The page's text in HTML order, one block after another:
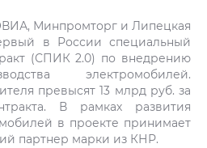
Минпромторг и Липецкая
в России специальный
(СПИК 2.0) по внедрению
электромобилей.
превысят 13 млрд руб. за
В рамках развития
в проекте принимает
партнер марки из КНР.